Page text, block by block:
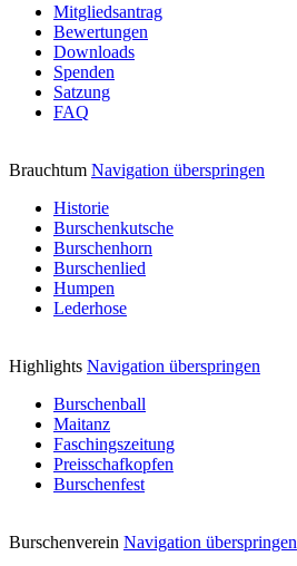
Mitgliedsantrag
Bewertungen
Downloads
Spenden
Satzung
FAQ
Brauchtum Navigation überspringen
Historie
Burschenkutsche
Burschenhorn
Burschenlied
Humpen
Lederhose
Highlights Navigation überspringen
Burschenball
Maitanz
Faschingszeitung
Preisschafkopfen
Burschenfest
Burschenverein Navigation überspringen